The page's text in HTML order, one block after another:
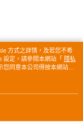
方式之詳情，及若您不希
設定，請參閱本網站「 隱私
您同意本公司得按本網站使